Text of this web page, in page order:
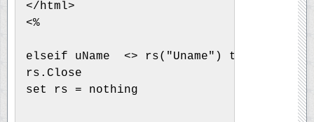
</html>
<%
elseif uName  <> rs("Uname") then
rs.Close
set rs = nothing